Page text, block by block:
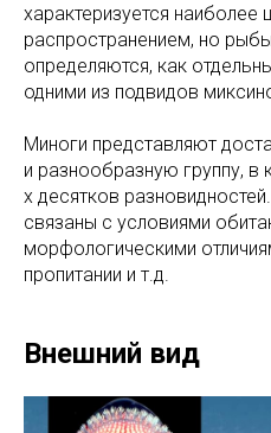
характеризуется наиболее
распространением, но
определяются, как
одними из подвидов
Миноги представляют
и разнообразную группу,
х десятков
связаны с условиями
морфологическими
пропитании и т.д.
Внешний вид